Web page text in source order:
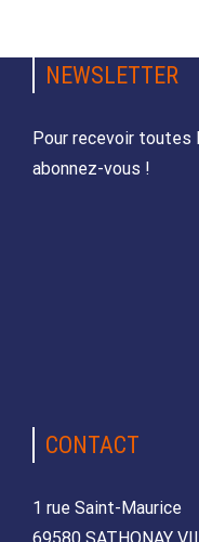
NEWSLETTER
Pour recevoir toutes
abonnez-vous !
CONTACT
1 rue Saint-Maurice